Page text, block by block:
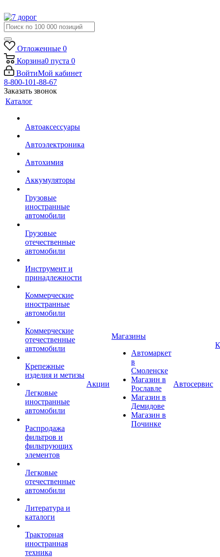
Отложенные 0
Корзина0 пуста 0
ВойтиМой кабинет
8-800-101-88-67
Заказать звонок
Каталог
Автоаксессуары
Автоэлектроника
Автохимия
Аккумуляторы
Грузовые
иностранные
автомобили
Грузовые
отечественные
автомобили
Инструмент и
принадлежности
Коммерческие
иностранные
автомобили
Коммерческие
отечественные
автомобили
Крепежные
изделия и метизы
Легковые
иностранные
автомобили
Распродажа
фильтров и
фильтрующих
элементов
Легковые
отечественные
автомобили
Литература и
каталоги
Тракторная
иностранная
техника
Акции
Магазины
Автомаркет
в
Смоленске
Магазин в
Рославле
Магазин в
Демидове
Магазин в
Починке
Автосервис